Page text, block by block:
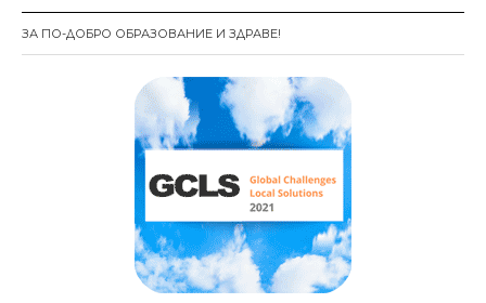
ЗА ПО-ДОБРО ОБРАЗОВАНИЕ И ЗДРАВЕ!